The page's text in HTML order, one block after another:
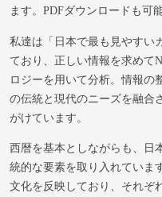
ます。PDFダウンロードも可
私達は「日本で最も見やすい
ており、正しい情報を求めて
ロジーを用いて分析。情報の
の伝統と現代のニーズを融合
がけています。
西暦を基本としながらも、日
統的な要素を取り入れていま
文化を反映しており、それぞ